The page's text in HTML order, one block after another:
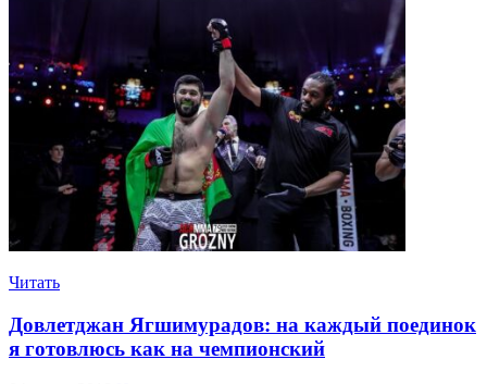
Читать
Довлетджан Ягшимурадов: на каждый поединок
я готовлюсь как на чемпионский